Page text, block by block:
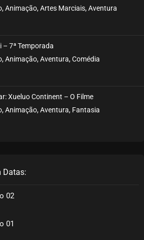
Animação, Artes Marciais, Aventura
– 7ª Temporada
Animação, Aventura, Comédia
Xueluo Continent – O Filme
Animação, Aventura, Fantasia
Datas:
02
01